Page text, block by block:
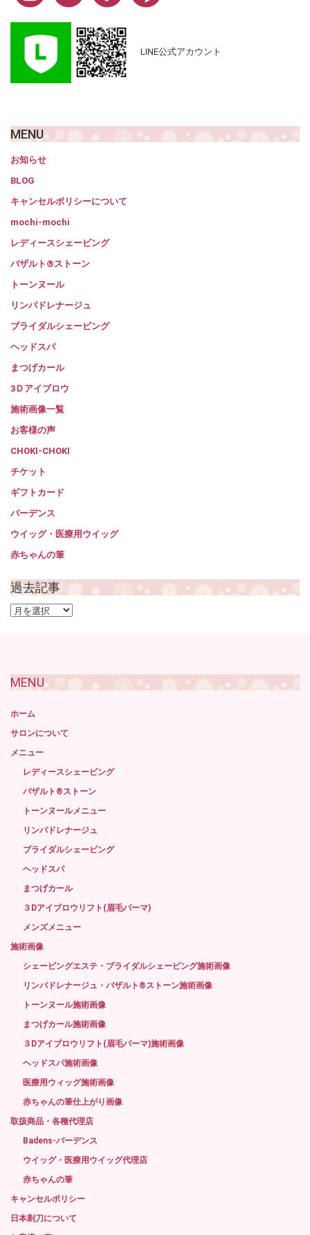
LINE公式アカウント
MENU
お知らせ
BLOG
キャンセルポリシーについて
mochi-mochi
レディースシェービング
バザルト®ストーン
トーンヌール
リンパドレナージュ
ブライダルシェービング
ヘッドスパ
まつげカール
3Ｄアイブロウ
施術画像一覧
お客様の声
CHOKI-CHOKI
チケット
ギフトカード
バーデンス
ウイッグ・医療用ウイッグ
赤ちゃんの筆
過去記事
過
MENU
ホーム
サロンについて
メニュー
レディースシェービング
バザルト®ストーン
トーンヌールメニュー
リンパドレナージュ
ブライダルシェービング
ヘッドスパ
まつげカール
３Dアイブロウリフト(眉毛パーマ)
メンズメニュー
施術画像
シェービングエステ・ブライダルシェービング施術画像
リンパドレナージュ・バザルト®ストーン施術画像
トーンヌール施術画像
まつげカール施術画像
３Dアイブロウリフト(眉毛パーマ)施術画像
ヘッドスパ施術画像
医療用ウィッグ施術画像
赤ちゃんの筆仕上がり画像
取扱商品・各種代理店
Badens-バーデンス
ウイッグ・医療用ウイッグ代理店
赤ちゃんの筆
キャンセルポリシー
日本剃刀について